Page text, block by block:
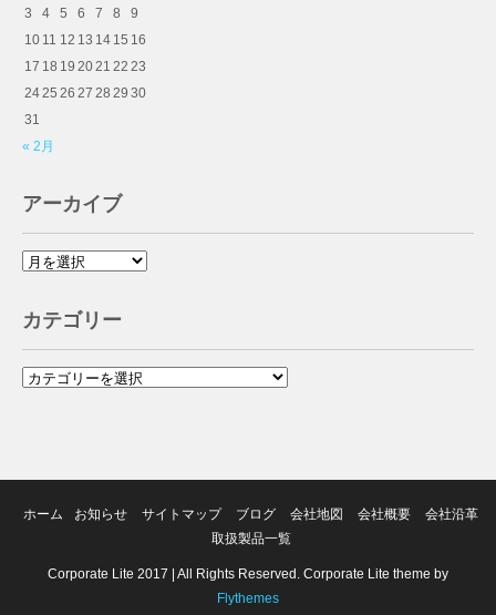
3
4 5 6 7 8
9
10 11 12 13 14 15 16
17 18 19 2021 22 23
2425 26 27 28 29 30
31
« 2月
アーカイブ
カテゴリー
ホーム お知らせ サイトマップ ブログ 会社地図 会社概要
会社沿革
取扱製品一覧
Corporate Lite 2017 | All Rights Reserved. Corporate Lite theme by
Flythemes